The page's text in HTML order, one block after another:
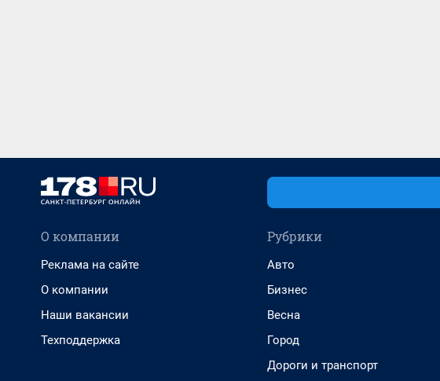
О компании
Реклама на сайте
О компании
Наши вакансии
Техподдержка
Рубрики
Авто
Бизнес
Весна
Город
Дороги и транспорт